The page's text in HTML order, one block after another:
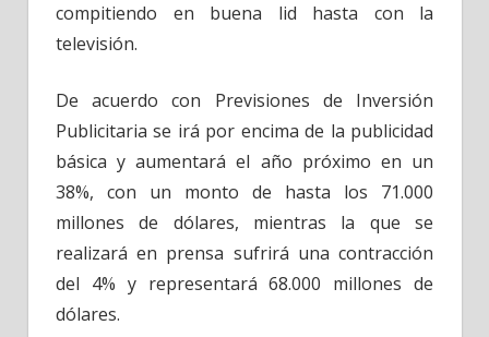
compitiendo en buena lid hasta con la
televisión.
De acuerdo con Previsiones de Inversión
Publicitaria se irá por encima de la publicidad
básica y aumentará el año próximo en un
38%, con un monto de hasta los 71.000
millones de dólares, mientras la que se
realizará en prensa sufrirá una contracción
del 4% y representará 68.000 millones de
dólares.